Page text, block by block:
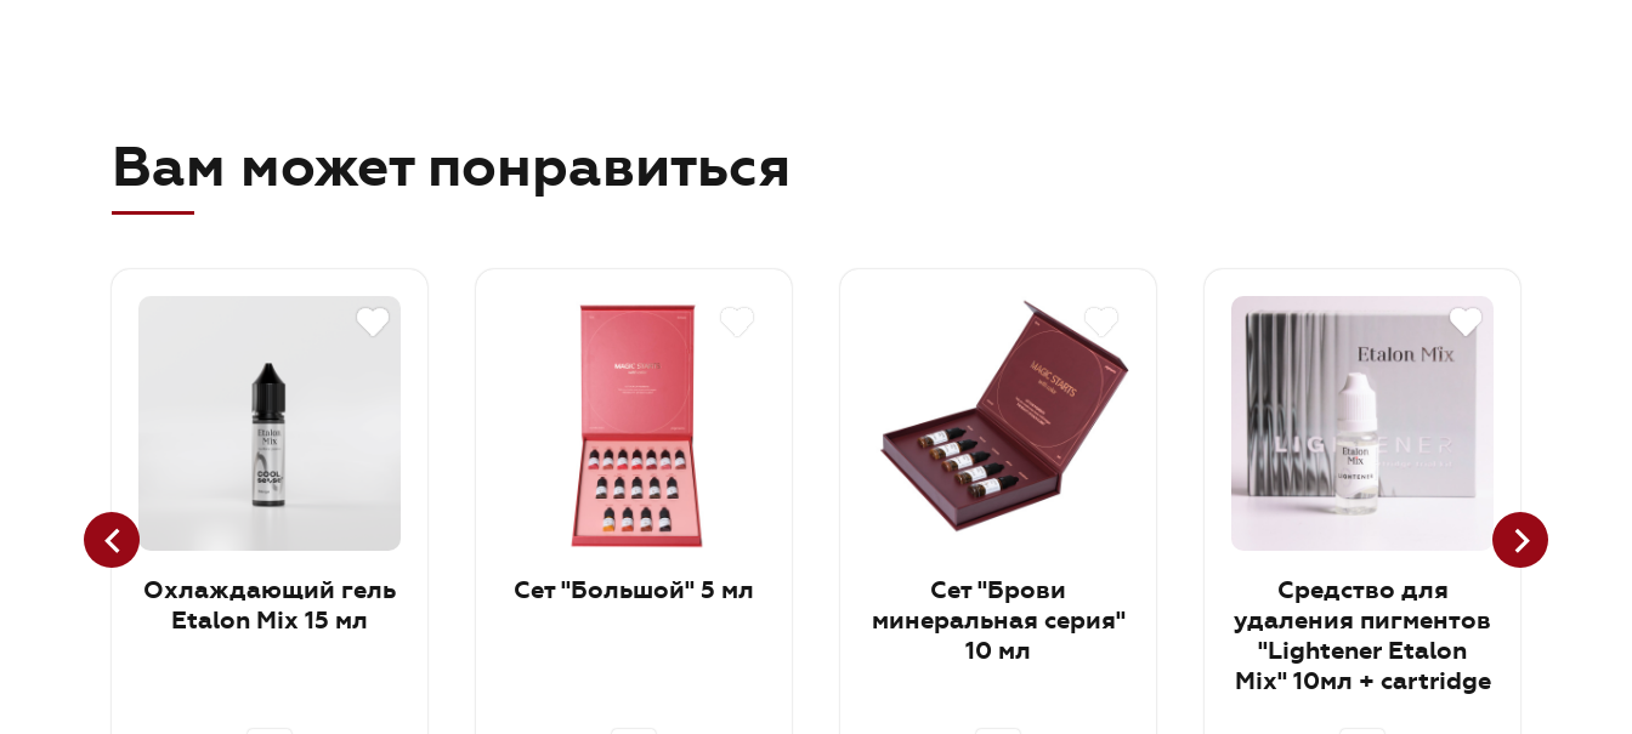
Вам может понравиться
Охлаждающий гель
Etalon Mix 15 мл
Сет "Большой" 5 мл
Сет "Брови
минеральная серия"
10 мл
Средство для
удаления пигментов
"Lightener Etalon
Mix" 10мл + cartridge